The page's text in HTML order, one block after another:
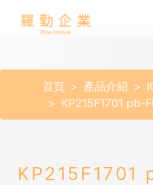
首頁 產品介紹
KP215F1701 pb-
KP215F1701